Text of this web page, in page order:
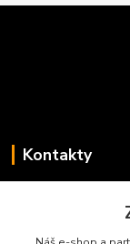
Kontakty
+420 775 734